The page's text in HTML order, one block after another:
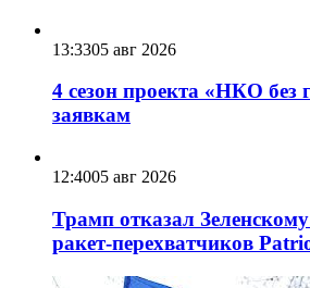
13:3305 авг 2026
4 сезон проекта «НКО без
заявкам
12:4005 авг 2026
Трамп отказал
ракет-перехватчиков